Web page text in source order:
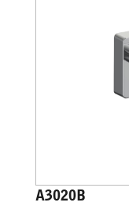
A3020B